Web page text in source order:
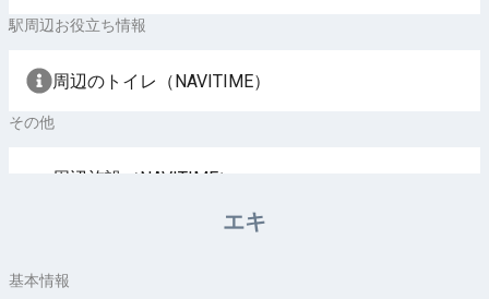
駅周辺お役立ち情報
周辺のトイレ（NAVITIME）
その他
周辺施設（NAVITIME）
エキ
基本情報